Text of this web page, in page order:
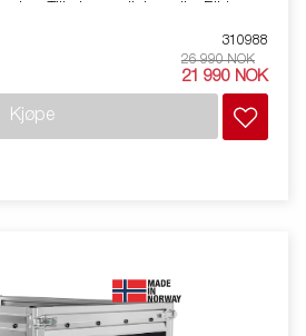
Tilbehør er tilgjengelig. Bildene er
og kan vise valgfritt utstyr. Frakt,
310988
26 990 NOK
21 990 NOK
Kjøpe